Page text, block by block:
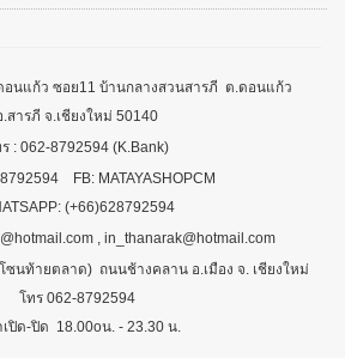
อนแก้ว ซอย11 บ้านกลางสวนสารภี ต.ดอนแก้ว
.สารภี จ.เชียงใหม่ 50140
: 062-8792594 (K.Bank)
FB: MATAYASHOPCM
(+66)628792594
, in_thanarak@hotmail.com
นท้ายตลาด) ถนนช้างคลาน อ.เมือง จ. เชียงใหม่
โทร 062-8792594
เปิด-ปิด 18.00oน. - 23.30 น.